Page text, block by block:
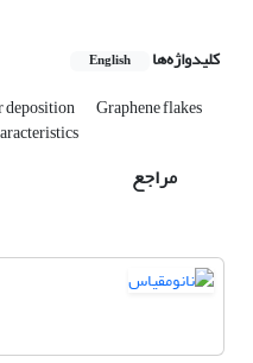
کلیدواژه‌ها English
deposition Graphene flakes
مراجع